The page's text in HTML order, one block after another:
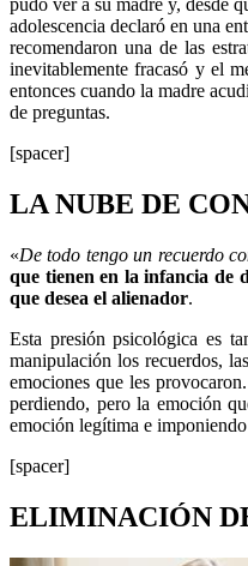
pudo ver a su madre y, desde
adolescencia declaró en una
recomendaron una de las
inevitablemente fracasó y el
entonces cuando la madre
de preguntas.
[spacer]
LA NUBE DE
«De todo tengo un recuerdo
que tienen en la infancia de
que desea el alienador.
Esta presión psicológica es
manipulación los recuerdos,
emociones que les
perdiendo, pero la emoción
emoción legítima e
[spacer]
ELIMINACIÓN